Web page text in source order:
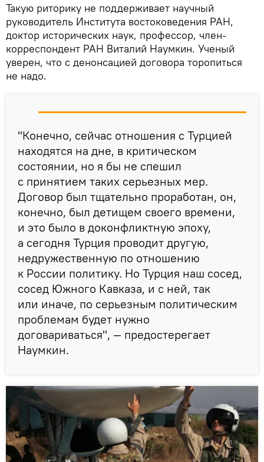
Такую риторику не поддерживает научный
руководитель Института востоковедения РАН,
доктор исторических наук, профессор, член-
корреспондент РАН Виталий Наумкин. Ученый
уверен, что с денонсацией договора торопиться
не надо.
"Конечно, сейчас отношения с Турцией
находятся на дне, в критическом
состоянии, но я бы не спешил
с принятием таких серьезных мер.
Договор был тщательно проработан, он,
конечно, был детищем своего времени,
и это было в доконфликтную эпоху,
а сегодня Турция проводит другую,
недружественную по отношению
к России политику. Но Турция наш сосед,
сосед Южного Кавказа, и с ней, так
или иначе, по серьезным политическим
проблемам будет нужно
договариваться", — предостерегает
Наумкин.